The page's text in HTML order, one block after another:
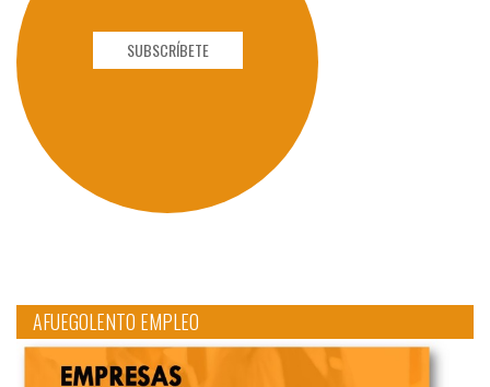
SUBSCRÍBETE
AFUEGOLENTO EMPLEO